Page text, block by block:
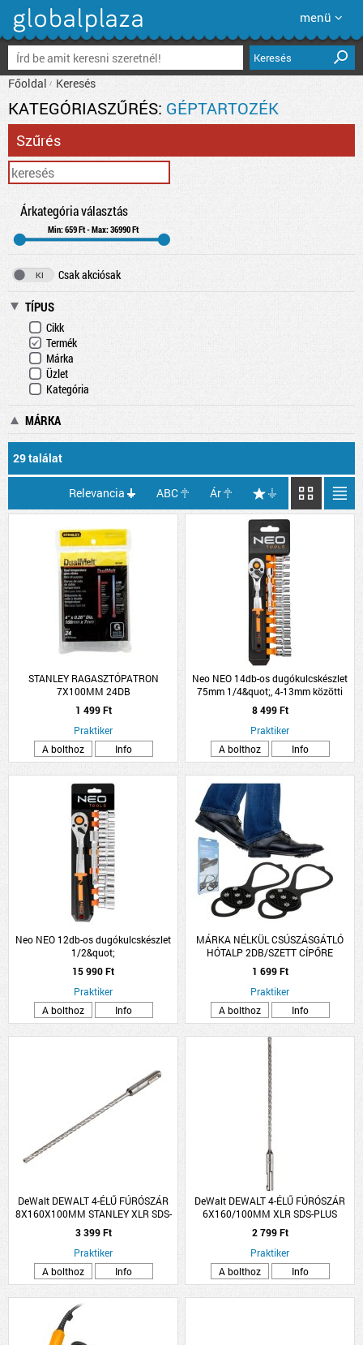
menü
Keresés
Főoldal Keresés
KATEGÓRIASZŰRÉS: GÉPTARTOZÉK
Szűrés
Árkategória választás
Min: 659 Ft - Max: 36990 Ft
Csak akciósak
TÍPUS
Cikk
Termék
Márka
Üzlet
Kategória
MÁRKA
29 találat
Relevancia ABC Ár
STANLEY RAGASZTÓPATRON
7X100MM 24DB
1 499 Ft
Praktiker
A bolthoz
Info
Neo NEO 14db-os dugókulcskészlet
75mm 1/4&quot;, 4-13mm közötti
méretekben
8 499 Ft
Praktiker
A bolthoz
Info
Neo NEO 12db-os dugókulcskészlet
1/2&quot;
15 990 Ft
Praktiker
A bolthoz
Info
MÁRKA NÉLKÜL CSÚSZÁSGÁTLÓ
HÓTALP 2DB/SZETT CÍPŐRE
RÖGZÍTHETŐ EGY MÉRET 5 METÁL
TÜSKE
1 699 Ft
Praktiker
A bolthoz
Info
DeWalt DEWALT 4-ÉLŰ FÚRÓSZÁR
8X160X100MM STANLEY XLR SDS-
PLUS
3 399 Ft
Praktiker
A bolthoz
Info
DeWalt DEWALT 4-ÉLŰ FÚRÓSZÁR
6X160/100MM XLR SDS-PLUS
2 799 Ft
Praktiker
A bolthoz
Info